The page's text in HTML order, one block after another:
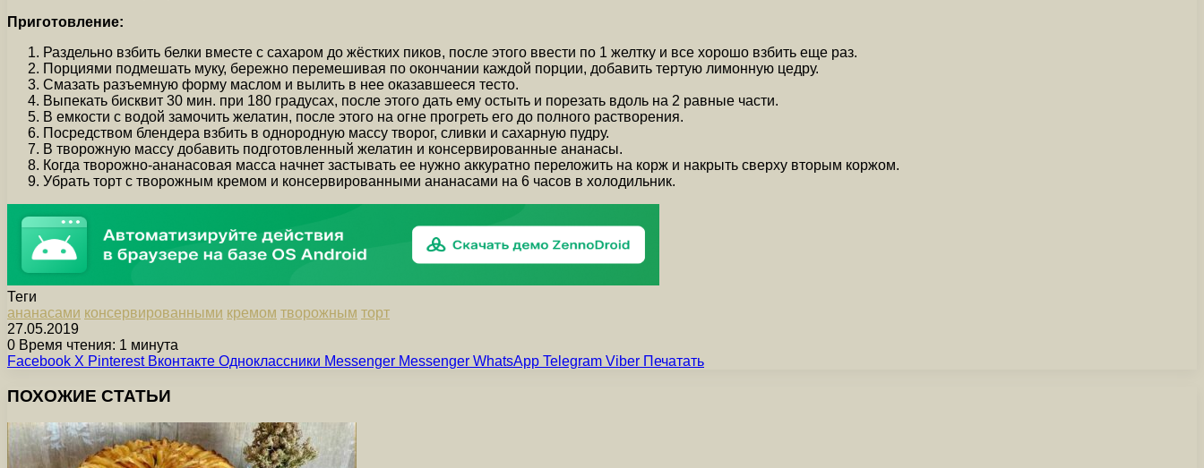
Приготовление:
Раздельно взбить белки вместе с сахаром до жёстких пиков, после этого ввести по 1 желтку и все хорошо взбить еще раз.
Порциями подмешать муку, бережно перемешивая по окончании каждой порции, добавить тертую лимонную цедру.
Смазать разъемную форму маслом и вылить в нее оказавшееся тесто.
Выпекать бисквит 30 мин. при 180 градусах, после этого дать ему остыть и порезать вдоль на 2 равные части.
В емкости с водой замочить желатин, после этого на огне прогреть его до полного растворения.
Посредством блендера взбить в однородную массу творог, сливки и сахарную пудру.
В творожную массу добавить подготовленный желатин и консервированные ананасы.
Когда творожно-ананасовая масса начнет застывать ее нужно аккуратно переложить на корж и накрыть сверху вторым коржом.
Убрать торт с творожным кремом и консервированными ананасами на 6 часов в холодильник.
Теги
ананасами консервированными кремом творожным торт
27.05.2019
0 Время чтения: 1 минута
Facebook X Pinterest Вконтакте Одноклассники Messenger Messenger WhatsApp Telegram Viber Печатать
ПОХОЖИЕ СТАТЬИ